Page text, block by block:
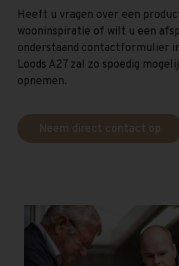
Heeft u vragen over een
wooninspiratie of wilt u een
onderstaand contactformulier
Loods A27 zal zo spoedig
opnemen.
Neem direct contact op